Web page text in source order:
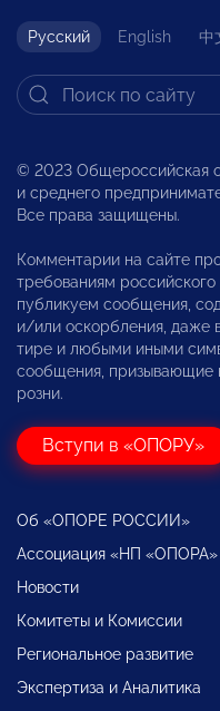
Русский English 中
© 2023 Общероссийская
и среднего
Все права защищены.
Комментарии на сайте
требованиям
публикуем сообщения,
и/или оскорбления, даже
тире и любыми иными
сообщения, призывающие
розни.
Вступи в «ОПОРУ»
Об «ОПОРЕ РОССИИ»
Ассоциация «НП «ОПОРА»
Новости
Комитеты и Комиссии
Региональное развитие
Экспертиза и Аналитика